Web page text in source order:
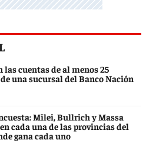
las cuentas de al menos 25
una sucursal del Banco Nación
Milei, Bullrich y Massa
cada una de las provincias del
gana cada uno